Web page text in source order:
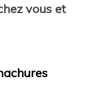
vous et